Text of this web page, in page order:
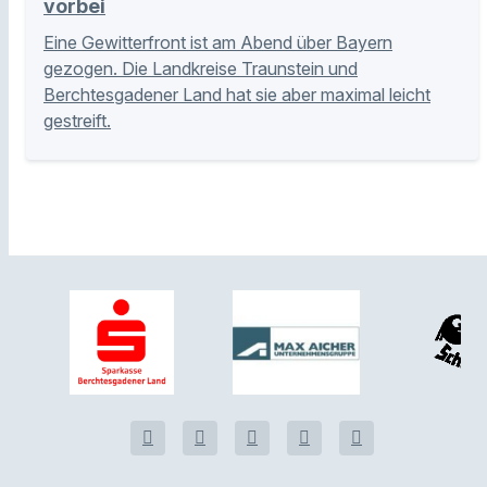
vorbei
Eine Gewitterfront ist am Abend über Bayern
gezogen. Die Landkreise Traunstein und
Berchtesgadener Land hat sie aber maximal leicht
gestreift.